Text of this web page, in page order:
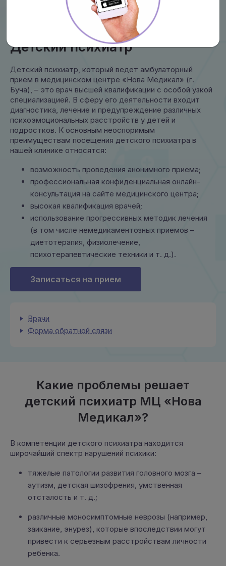
Детский психиатр
Детский психиатр, который ведет амбулаторный
прием в медицинском центре «Нова Медикал» (г.
Буча), – это врач высшей квалификации с особой узкой
специализацией. В сферу его деятельности входит
диагностика, лечение и предупреждение различных
психоэмоциональных расстройств у детей и
подростков. К основным неоспоримым
преимуществам посещения детского психиатра в
нашей клинике относятся:
возможность проведения анонимного приема;
профессиональная конфиденциальная онлайн-
консультация на сайте медицинского центра;
высокая квалификация врачей;
использование прогрессивных методик лечения
(в том числе немедикаментозных приемов –
диетотерапия, физиолечение,
психотерапевтические техники и т. д.).
Записаться на прием
Врачи
Форма обратной связи
Какие проблемы решает
детский психиатр МЦ «Нова
Медикал»?
В компетенции детского психиатра находится
широчайший спектр нарушений психики:
тяжелые патологии развития головного мозга –
аутизм, детская шизофрения, умственная
отсталость и т. д.;
различные моносимптомные неврозы (например,
заикание, энурез), которые впоследствии могут
привести к серьезным расстройствам личности
ребенка.